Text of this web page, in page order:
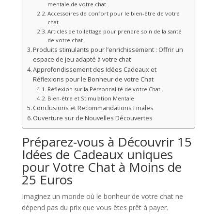
mentale de votre chat
Accessoires de confort pour le bien-être de votre
chat
Articles de toilettage pour prendre soin de la santé
de votre chat
Produits stimulants pour l’enrichissement : Offrir un
espace de jeu adapté à votre chat
Approfondissement des Idées Cadeaux et
Réflexions pour le Bonheur de votre Chat
Réflexion sur la Personnalité de votre Chat
Bien-être et Stimulation Mentale
Conclusions et Recommandations Finales
Ouverture sur de Nouvelles Découvertes
Préparez-vous à Découvrir 15
Idées de Cadeaux uniques
pour Votre Chat à Moins de
25 Euros
Imaginez un monde où le bonheur de votre chat ne
dépend pas du prix que vous êtes prêt à payer.